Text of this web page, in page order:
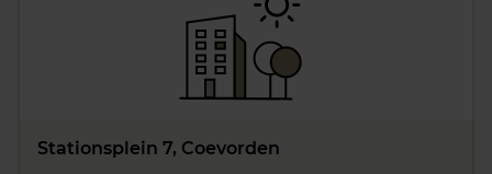
Stationsplein 7, Coevorden